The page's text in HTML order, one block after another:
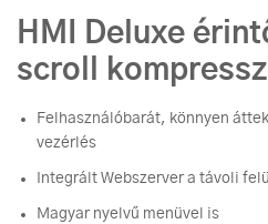
HMI Deluxe
scroll
Felhasználóbarát, könnyen
vezérlés
Integrált Webszerver a távoli
Magyar nyelvű menüvel is